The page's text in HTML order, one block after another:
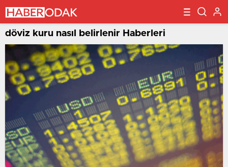
döviz kuru nasıl belirlenir Haberleri